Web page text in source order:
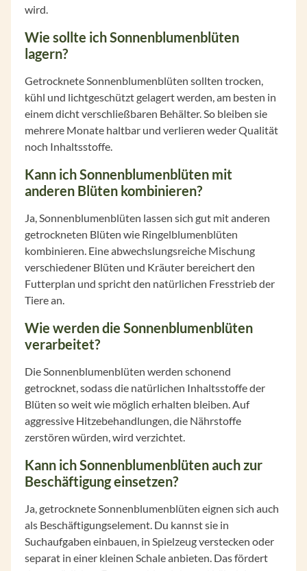
wird.
Wie sollte ich Sonnenblumenblüten
lagern?
Getrocknete Sonnenblumenblüten sollten trocken,
kühl und lichtgeschützt gelagert werden, am besten in
einem dicht verschließbaren Behälter. So bleiben sie
mehrere Monate haltbar und verlieren weder Qualität
noch Inhaltsstoffe.
Kann ich Sonnenblumenblüten mit
anderen Blüten kombinieren?
Ja, Sonnenblumenblüten lassen sich gut mit anderen
getrockneten Blüten wie Ringelblumenblüten
kombinieren. Eine abwechslungsreiche Mischung
verschiedener Blüten und Kräuter bereichert den
Futterplan und spricht den natürlichen Fresstrieb der
Tiere an.
Wie werden die Sonnenblumenblüten
verarbeitet?
Die Sonnenblumenblüten werden schonend
getrocknet, sodass die natürlichen Inhaltsstoffe der
Blüten so weit wie möglich erhalten bleiben. Auf
aggressive Hitzebehandlungen, die Nährstoffe
zerstören würden, wird verzichtet.
Kann ich Sonnenblumenblüten auch zur
Beschäftigung einsetzen?
Ja, getrocknete Sonnenblumenblüten eignen sich auch
als Beschäftigungselement. Du kannst sie in
Suchaufgaben einbauen, in Spielzeug verstecken oder
separat in einer kleinen Schale anbieten. Das fördert